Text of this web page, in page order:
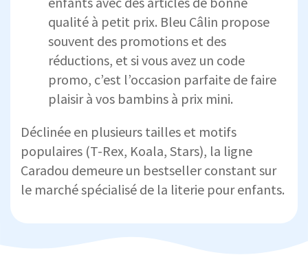
qualité à petit prix. Bleu Câlin propose
souvent des promotions et des
réductions, et si vous avez un code
promo, c’est l’occasion parfaite de faire
plaisir à vos bambins à prix mini.
Déclinée en plusieurs tailles et motifs
populaires (T-Rex, Koala, Stars), la ligne
Caradou demeure un bestseller constant sur
le marché spécialisé de la literie pour enfants.